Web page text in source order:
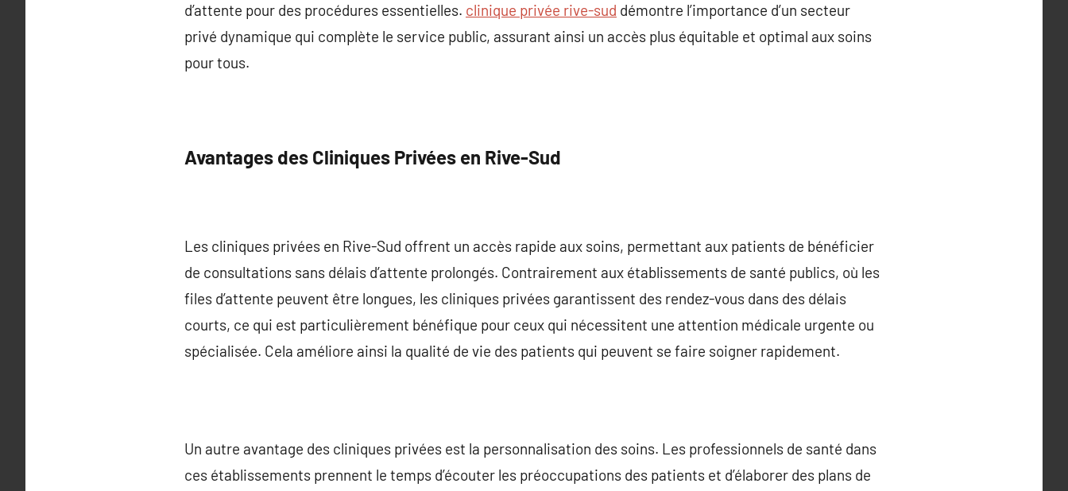
d’attente pour des procédures essentielles. clinique privée rive-sud démontre l’importance d’un secteur
privé dynamique qui complète le service public, assurant ainsi un accès plus équitable et optimal aux soins
pour tous.
Avantages des Cliniques Privées en Rive-Sud
Les cliniques privées en Rive-Sud offrent un accès rapide aux soins, permettant aux patients de bénéficier
de consultations sans délais d’attente prolongés. Contrairement aux établissements de santé publics, où les
files d’attente peuvent être longues, les cliniques privées garantissent des rendez-vous dans des délais
courts, ce qui est particulièrement bénéfique pour ceux qui nécessitent une attention médicale urgente ou
spécialisée. Cela améliore ainsi la qualité de vie des patients qui peuvent se faire soigner rapidement.
Un autre avantage des cliniques privées est la personnalisation des soins. Les professionnels de santé dans
ces établissements prennent le temps d’écouter les préoccupations des patients et d’élaborer des plans de